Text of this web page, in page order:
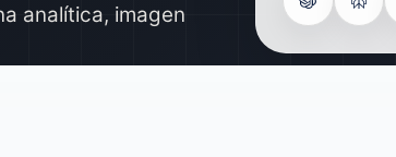
analítica, imagen